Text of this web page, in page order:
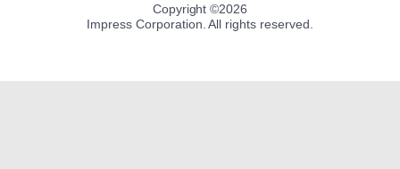
Copyright ©2026
Impress Corporation. All rights reserved.